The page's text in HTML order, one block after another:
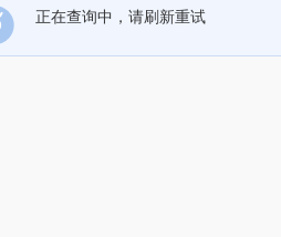
正在查询中，请刷新重试